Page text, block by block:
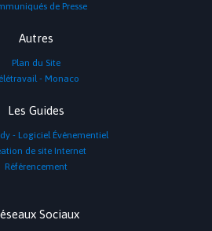
de Presse
Autres
Plan du Site
- Monaco
Les Guides
- Logiciel Événementiel
de site Internet
Référencement
Sociaux